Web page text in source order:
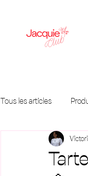
Tous les articles
légumes